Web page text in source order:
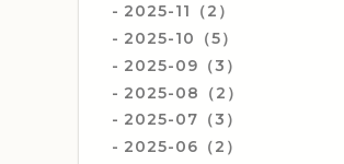
2025-11（2）
2025-10（5）
2025-09（3）
2025-08（2）
2025-07（3）
2025-06（2）